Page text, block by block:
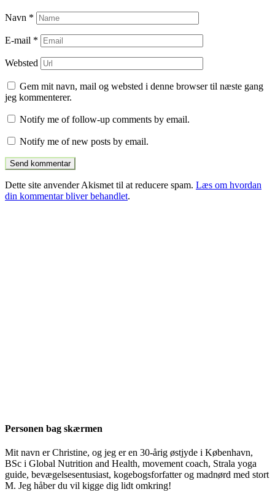
Navn *
E-mail *
Websted
Gem mit navn, mail og websted i denne browser til næste gang
jeg kommenterer.
Notify me of follow-up comments by email.
Notify me of new posts by email.
Dette site anvender Akismet til at reducere spam. Læs om hvordan
din kommentar bliver behandlet.
Personen bag skærmen
Mit navn er Christine, og jeg er en 30-årig østjyde i København,
BSc i Global Nutrition and Health, movement coach, Strala yoga
guide, bevægelsesentusiast, kogebogsforfatter og madnørd med stort
M. Jeg håber du vil kigge dig lidt omkring!